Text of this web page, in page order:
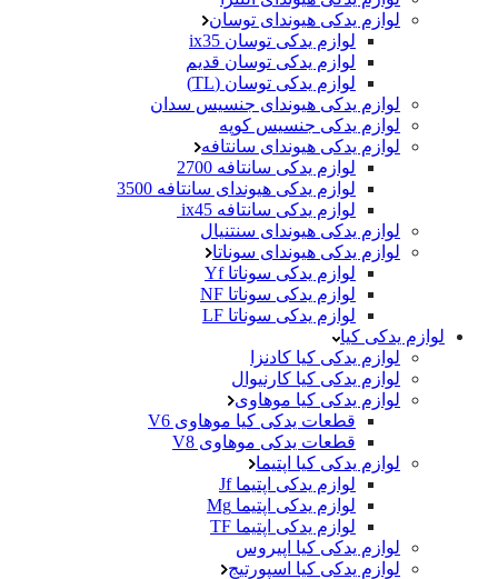
لوازم یدکی هیوندای توسان
لوازم یدکی توسان ix35
لوازم یدکی توسان قدیم
لوازم یدکی توسان (TL)
لوازم یدکی هیوندای جنسیس سدان
لوازم یدکی جنسیس کوپه
لوازم یدکی هیوندای سانتافه
لوازم یدکی سانتافه 2700
لوازم یدکی هیوندای سانتافه 3500
لوازم یدکی سانتافه ix45
لوازم یدکی هیوندای سنتنیال
لوازم یدکی هیوندای سوناتا
لوازم یدکی سوناتا Yf
لوازم یدکی سوناتا NF
لوازم یدکی سوناتا LF
لوازم یدکی کیا
لوازم یدکی کیا کادنزا
لوازم یدکی کیا کارنیوال
لوازم یدکی کیا موهاوی
قطعات یدکی کیا موهاوی V6
قطعات یدکی موهاوی V8
لوازم یدکی کیا اپتیما
لوازم یدکی اپتیما Jf
لوازم یدکی اپتیما Mg
لوازم یدکی اپتیما TF
لوازم یدکی کیا اپیروس
لوازم یدکی کیا اسپورتیج